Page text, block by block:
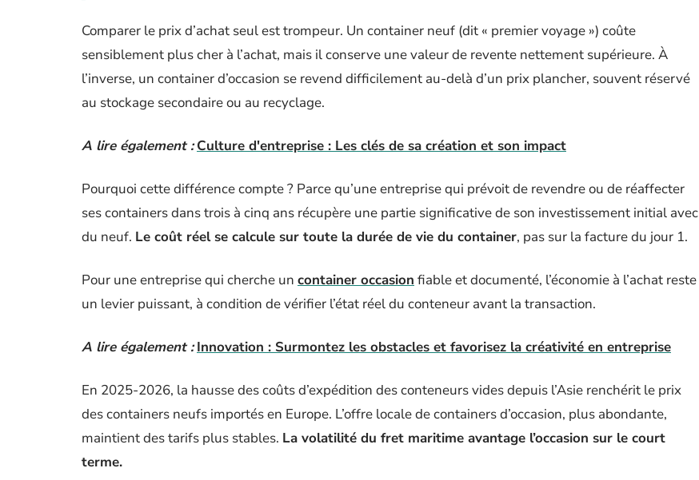
Comparer le prix d’achat seul est trompeur. Un container neuf (dit « premier voyage ») coûte
sensiblement plus cher à l’achat, mais il conserve une valeur de revente nettement supérieure. À
l’inverse, un container d’occasion se revend difficilement au-delà d’un prix plancher, souvent réservé
au stockage secondaire ou au recyclage.
A lire également : Culture d'entreprise : Les clés de sa création et son impact
Pourquoi cette différence compte ? Parce qu’une entreprise qui prévoit de revendre ou de réaffecter
ses containers dans trois à cinq ans récupère une partie significative de son investissement initial avec
du neuf. Le coût réel se calcule sur toute la durée de vie du container, pas sur la facture du jour 1.
Pour une entreprise qui cherche un container occasion fiable et documenté, l’économie à l’achat reste
un levier puissant, à condition de vérifier l’état réel du conteneur avant la transaction.
A lire également : Innovation : Surmontez les obstacles et favorisez la créativité en entreprise
En 2025-2026, la hausse des coûts d’expédition des conteneurs vides depuis l’Asie renchérit le prix
des containers neufs importés en Europe. L’offre locale de containers d’occasion, plus abondante,
maintient des tarifs plus stables. La volatilité du fret maritime avantage l’occasion sur le court
terme.